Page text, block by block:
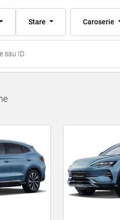
Stare Caroserie